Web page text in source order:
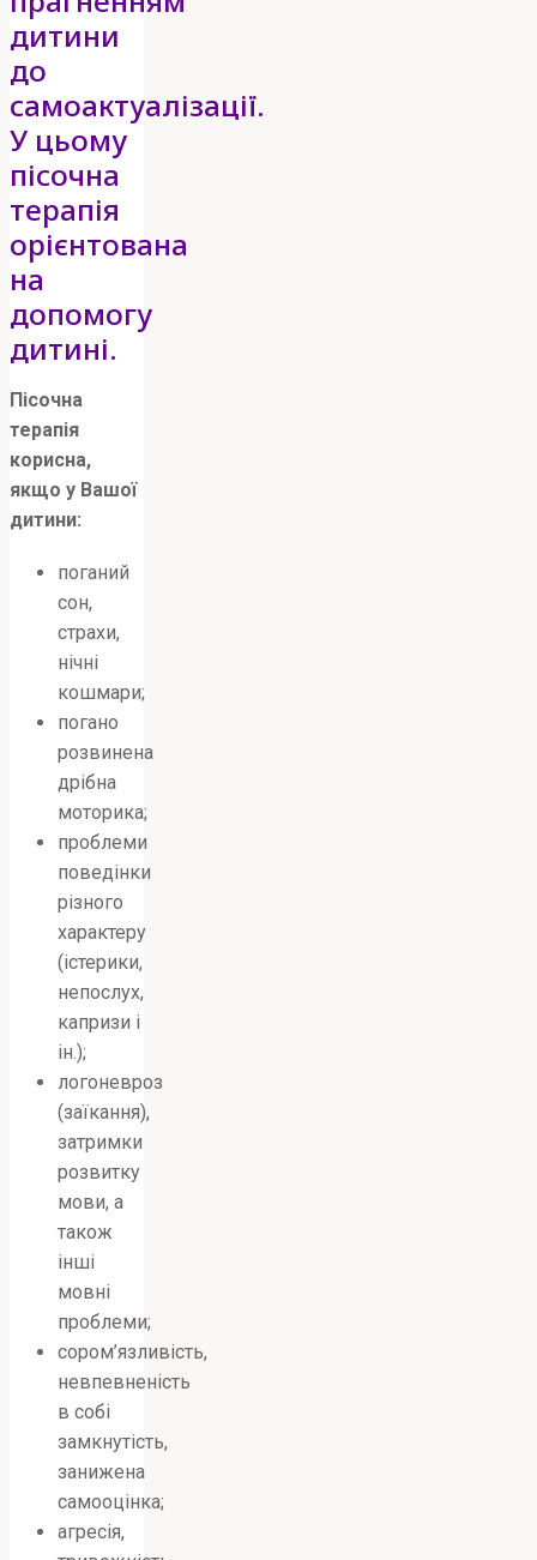
дитини
до
самоактуалізації.
У цьому
пісочна
терапія
орієнтована
на
допомогу
дитині.
Пісочна
терапія
корисна,
якщо у Вашої
дитини:
поганий
сон,
страхи,
нічні
кошмари;
погано
розвинена
дрібна
моторика;
проблеми
поведінки
різного
характеру
(істерики,
непослух,
капризи і
ін.);
логоневроз
(заїкання),
затримки
розвитку
мови, а
також
інші
мовні
проблеми;
сором’язливість,
невпевненість
в собі
замкнутість,
занижена
самооцінка;
агресія,